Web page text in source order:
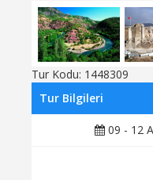
Tur Kodu: 1448309
Tur Bilgileri
09 - 12